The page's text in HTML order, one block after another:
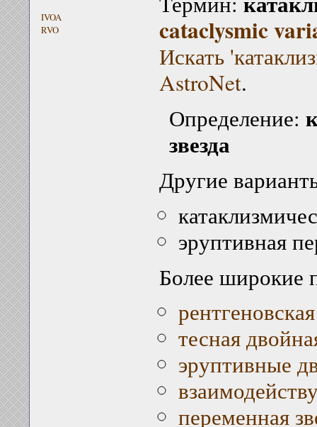
IVOA
RVO
cataclysmic
Искать
AstroNet.
Определение:
звезда
Другие
эруптивная
Более широкие
тесная
эруптивные
переменная